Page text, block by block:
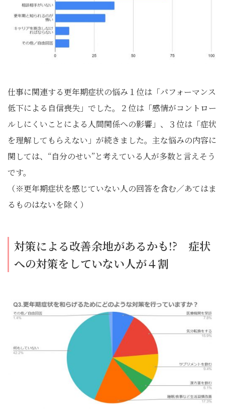
仕事に関連する更年期症状の悩み１位は「パフォーマンス
低下による自信喪失」でした。２位は「感情がコントロー
ルしにくいことによる人間関係への影響」、３位は「症状
を理解してもらえない」が続きました。主な悩みの内容に
関しては、“自分のせい”と考えている人が多数と言えそう
です。
（※更年期症状を感じていない人の回答を含む／あてはま
るものはないを除く）
対策による改善余地があるかも!? 症状
への対策をしていない人が４割